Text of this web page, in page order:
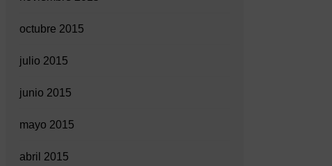
octubre 2015
julio 2015
junio 2015
mayo 2015
abril 2015